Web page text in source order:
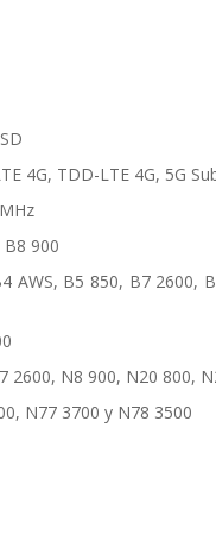
4G, TDD-LTE 4G, 5G
900
AWS, B5 850, B7
2600, N8 900, N20 800,
N77 3700 y N78 3500